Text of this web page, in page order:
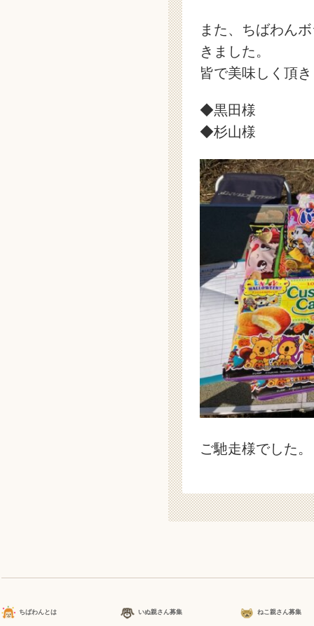
また、ちばわん
きました。
皆で美味しく頂
◆黒田様
◆杉山様
ご馳走様でした。
ちばわんとは いぬ親さん募集 ねこ親さん募集